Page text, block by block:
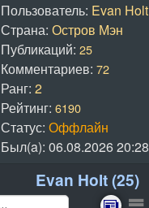
Пользователь: Evan Holt
Страна: Остров Мэн
Публикаций: 25
Комментариев: 72
Ранг: 2
Рейтинг: 6190
Статус: Оффлайн
Был(a): 06.08.2026 20:28
Evan Holt (25)